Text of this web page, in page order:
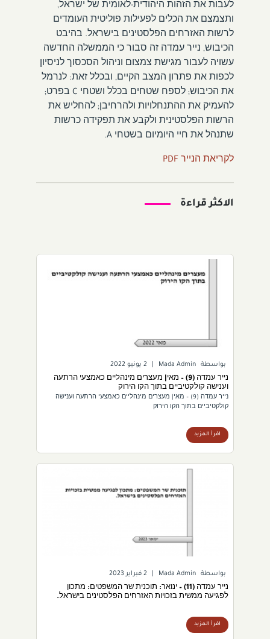
לעבות את הזהות היהודית-לאומית של ישראל,
ותצמצם את הכלים לפעילות פוליטית העומדים
לרשות האזרחים הפלסטינים בישראל. בהיבט
הכיבוש, נייר עמדה זה סבור כי הממשלה החדשה
עשויה לעבור מגישת צמצום וניהול הסכסוך לניסיון
לכפות את פתרון המצב הקיים, ובכלל זאת: לנרמל
את הכיבוש; לספח שטחים בכלל ושטחי C בפרט;
להעמיק את ההתנחלויות ולהרחיבן; להחליש את
הרשות הפלסטינית ולקבע את תפקידה כרשות
שתנהל את חיי היומיום בשטחי A.
לקריאת הנייר PDF
الاكثر قراءة
بواسطة Mada Admin 2 يونيو 2022
נייר עמדה (9) – מאי| מעצרים מינהליים כאמצעי הרתעה
וענישה קולקטיביים בתוך הקו הירוק
נייר עמדה (9) – מאי| מעצרים מינהליים כאמצעי הרתעה וענישה
קולקטיביים בתוך הקו הירוק
اقرأ المزيد
بواسطة Mada Admin 2 فبراير 2023
נייר עמדה (11) – ינואר: תוכנית שר המשפטים: מתכון
לפגיעה ממשית בזכויות האזרחים הפלסטינים בישראל.
اقرأ المزيد